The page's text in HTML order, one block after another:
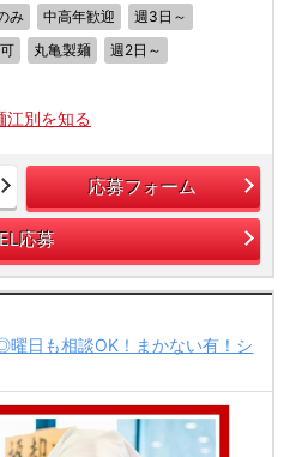
み 中高年歓迎
週3日～
丸亀製麺 週2日～
江別を知る
応募フォーム
応募
曜日も相談OK！まかない有！シ